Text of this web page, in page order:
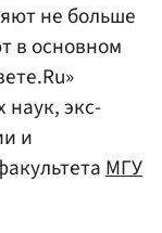
не больше
в основном
наук, экс-
и
МГУ